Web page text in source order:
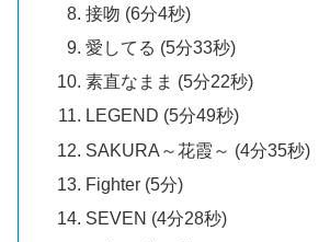
接吻 (6分4秒)
愛してる (5分33秒)
素直なまま (5分22秒)
LEGEND (5分49秒)
SAKURA～花霞～ (4分35秒)
Fighter (5分)
SEVEN (4分28秒)